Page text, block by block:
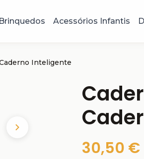
Brinquedos Acessórios Infantis
Inteligente
30,50 €